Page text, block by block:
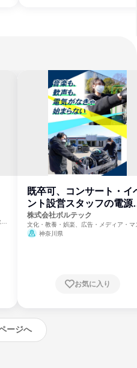
既卒可、コンサート・イ
ント設営スタッフの電源
門
株式会社ボルテック
文化・教養・娯楽、広告・メディア・マ
ミ、電力・ガス・水道・エネルギー
神奈川県
お気に入り
ージへ